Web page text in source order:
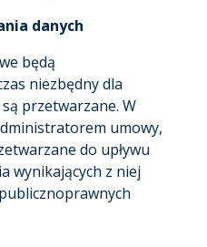
danych
będą
niezbędny dla
przetwarzane. W
umowy,
do upływu
wynikających z niej